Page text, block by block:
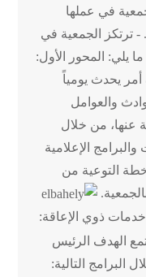
في عملها
- ترتكز الجمعية في
يلي: المحور الأول:
أمر يحدث يومياً
والعوامل
عنها، من خلال
الإعلامية
التوعية من
خدمات ذوي الإعاقة:
الهدف الرئيس
البرامج التالية: